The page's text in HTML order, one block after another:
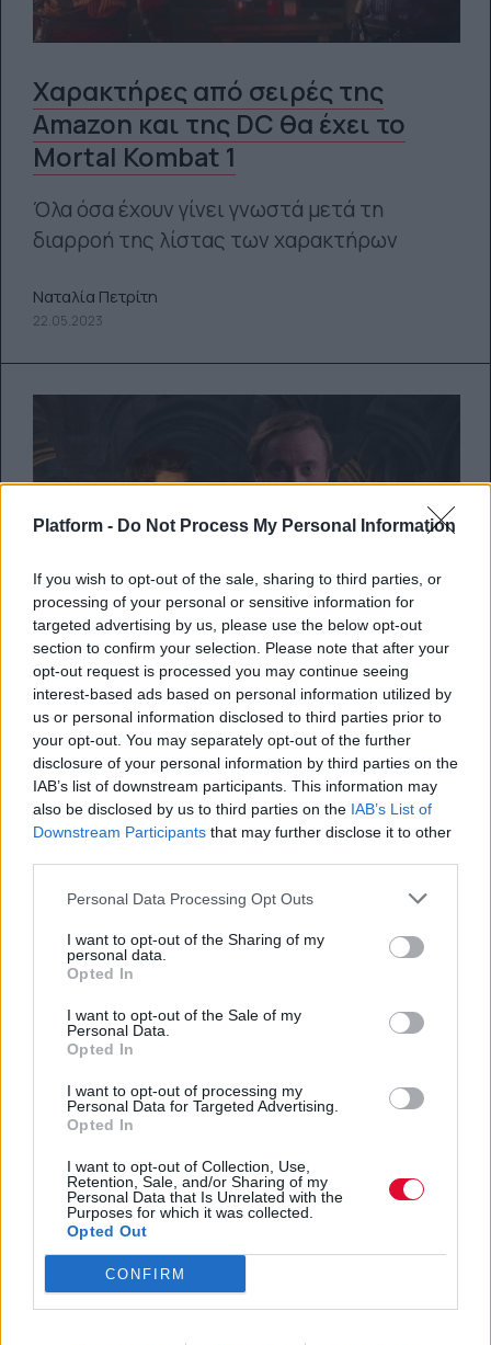
Platform - Do Not Process My Personal Information
If you wish to opt-out of the sale, sharing to third parties, or
processing of your personal or sensitive information for
targeted advertising by us, please use the below opt-out
section to confirm your selection. Please note that after your
opt-out request is processed you may continue seeing
interest-based ads based on personal information utilized by
us or personal information disclosed to third parties prior to
your opt-out. You may separately opt-out of the further
disclosure of your personal information by third parties on the
IAB’s list of downstream participants. This information may
also be disclosed by us to third parties on the IAB’s List of
Downstream Participants that may further disclose it to other
Personal Data Processing Opt Outs
I want to opt-out of the Sharing of my
personal data.
Opted In
I want to opt-out of the Sale of my
Personal Data.
Opted In
I want to opt-out of processing my
Personal Data for Targeted Advertising.
Opted In
I want to opt-out of Collection, Use,
Retention, Sale, and/or Sharing of my
Personal Data that Is Unrelated with the
Purposes for which it was collected.
Opted Out
CONFIRM
Χαρακτήρες από σειρές της
Amazon και της DC θα έχει το
Mortal Kombat 1
Όλα όσα έχουν γίνει γνωστά μετά τη
διαρροή της λίστας των χαρακτήρων
Ναταλία Πετρίτη
22.05.2023
Ο “Draco Malfoy” παίζει
Hogwarts Legacy και
ετοιμαστείτε να συγκινηθείτε
μαζί του
Ο ηθοποιός Tom Felton δοκιμάζεται στο
video game από το σύμπαν του Harry Potter
Ναταλία Πετρίτη
PlayStation Showcase 2023:
Πότε θα πραγματοποιηθεί η